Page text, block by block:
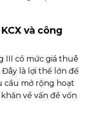
và công
III có mức giá thuê
Đây là lợi thế lớn để
cầu mở rộng hoạt
về vấn đề vốn